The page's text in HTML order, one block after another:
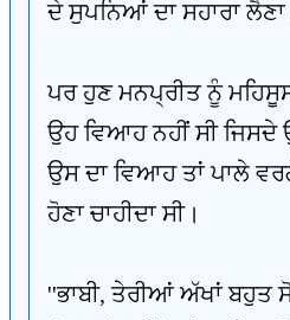
ਦੇ ਸੁਪਨਿਆਂ ਦਾ ਸਹਾਰਾ ਲੈਣਾ
ਪਰ ਹੁਣ ਮਨਪ੍ਰੀਤ ਨੂੰ
ਉਹ ਵਿਆਹ ਨਹੀਂ ਸੀ
ਉਸ ਦਾ ਵਿਆਹ ਤਾਂ ਪਾਲੇ
ਹੋਣਾ ਚਾਹੀਦਾ ਸੀ।
''ਭਾਬੀ, ਤੇਰੀਆਂ ਅੱਖਾਂ ਬਹੁਤ